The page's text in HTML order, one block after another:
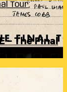
Tour:
– The Final